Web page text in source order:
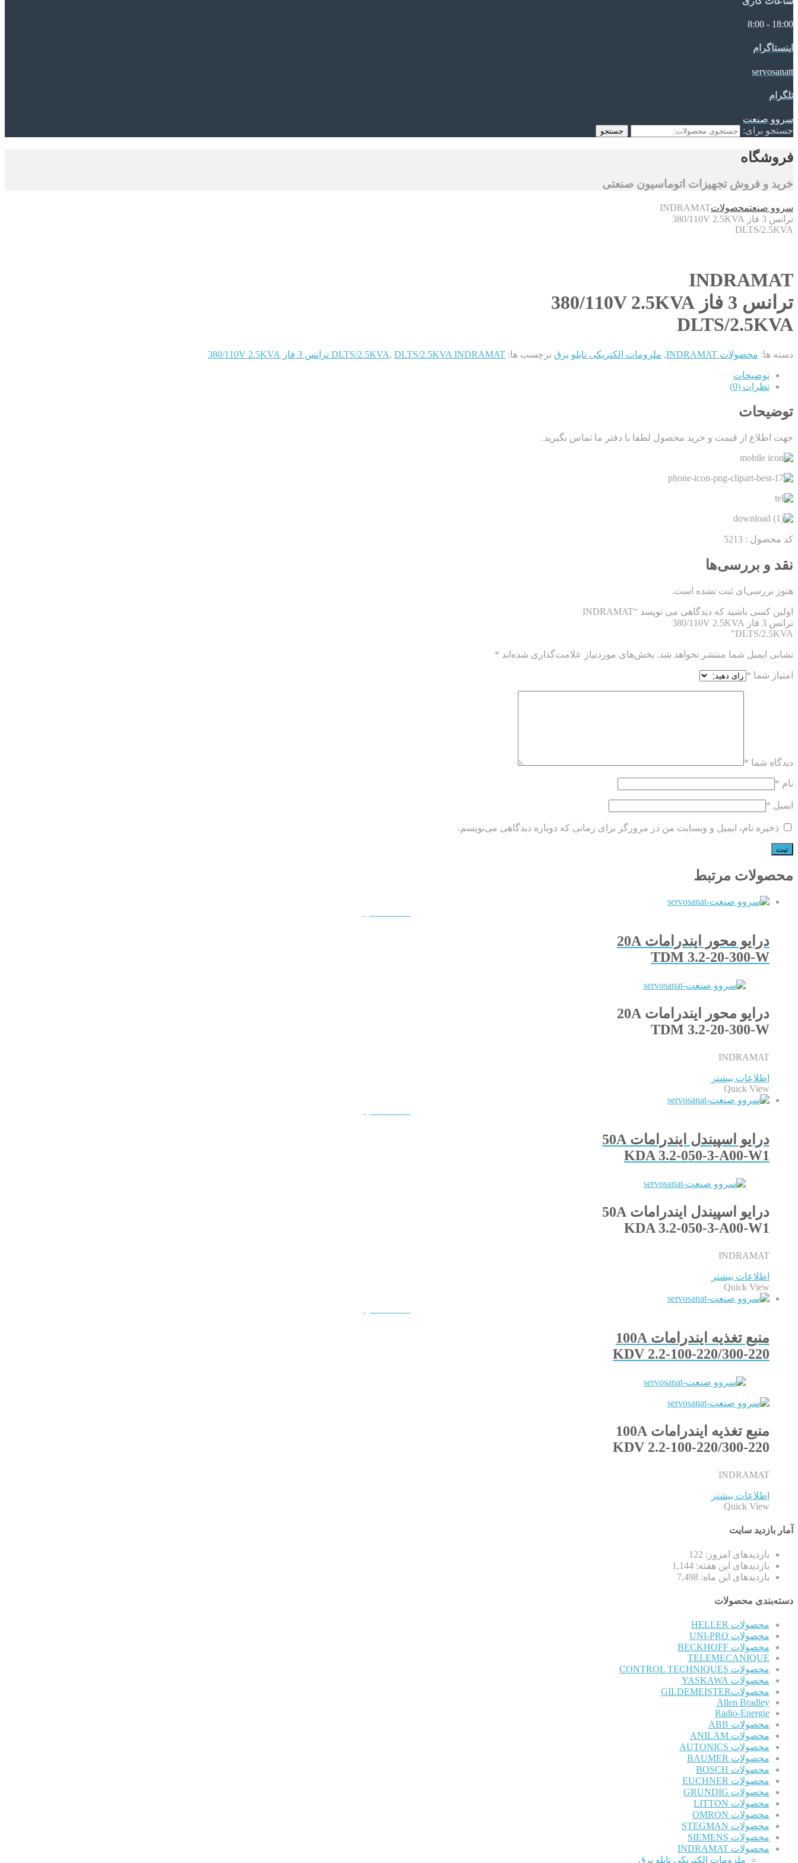
18:00 - 8:00
اینستاگرام
servosanatt
تلگرام
سروو صنعت
جستجو برای:
جستجو
فروشگاه
خرید و فروش تجهیزات اتوماسیون صنعتی
سروو صنعتمحصولاتINDRAMAT
ترانس 3 فاز 380/110V 2.5KVA
DLTS/2.5KVA
INDRAMAT
ترانس 3 فاز 380/110V 2.5KVA
DLTS/2.5KVA
دسته ها: محصولات INDRAMAT , ملزومات الکتریکی تابلو برق برچسب ها: DLTS/2.5KVA, DLTS/2.5KVA INDRAMAT ترانس 3 فاز 380/110V 2.5KVA
توضیحات
نظرات (0)
توضیحات
جهت اطلاع از قیمت و خرید محصول لطفا با دفتر ما تماس بگیرید.
کد محصول : 5213
نقد و بررسی‌ها
هنوز بررسی‌ای ثبت نشده است.
اولین کسی باشید که دیدگاهی می نویسد “INDRAMAT
ترانس 3 فاز 380/110V 2.5KVA
DLTS/2.5KVA”
نشانی ایمیل شما منتشر نخواهد شد. بخش‌های موردنیاز علامت‌گذاری شده‌اند *
امتیاز شما *
دیدگاه شما *
نام *
ایمیل *
ذخیره نام، ایمیل و وبسایت من در مرورگر برای زمانی که دوباره دیدگاهی می‌نویسم.
محصولات مرتبط
درایو محور ایندرامات 20A
TDM 3.2-20-300-W
درایو محور ایندرامات 20A
TDM 3.2-20-300-W
INDRAMAT
اطلاعات بیشتر
Quick View
درایو اسپیندل ایندرامات 50A
KDA 3.2-050-3-A00-W1
درایو اسپیندل ایندرامات 50A
KDA 3.2-050-3-A00-W1
INDRAMAT
اطلاعات بیشتر
Quick View
منبع تغذیه ایندرامات 100A
KDV 2.2-100-220/300-220
منبع تغذیه ایندرامات 100A
KDV 2.2-100-220/300-220
INDRAMAT
اطلاعات بیشتر
Quick View
آمار بازدید سایت
بازدیدهای امروز: 122
بازدیدهای این هفته: 1,144
بازدیدهای این ماه: 7,498
دسته‌بندی محصولات
محصولات HELLER
محصولات UNI-PRO
محصولات BECKHOFF
TELEMECANIQUE
محصولات CONTROL TECHNIQUES
محصولات YASKAWA
محصولاتGILDEMEISTER
Allen Bradley
Radio-Energie
محصولات ABB
محصولات ANILAM
محصولات AUTONICS
محصولات BAUMER
محصولات BOSCH
محصولات EUCHNER
محصولات GRUNDIG
محصولات LITTON
محصولات OMRON
محصولات STEGMAN
محصولات SIEMENS
محصولات INDRAMAT
ملزومات الکتریکی تابلو برق